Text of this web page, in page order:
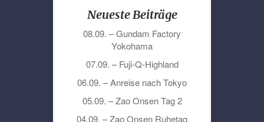
Neueste Beiträge
08.09. – Gundam Factory
Yokohama
07.09. – Fuji-Q-Highland
06.09. – Anreise nach Tokyo
05.09. – Zao Onsen Tag 2
04.09. – Zao Onsen Ruhetag